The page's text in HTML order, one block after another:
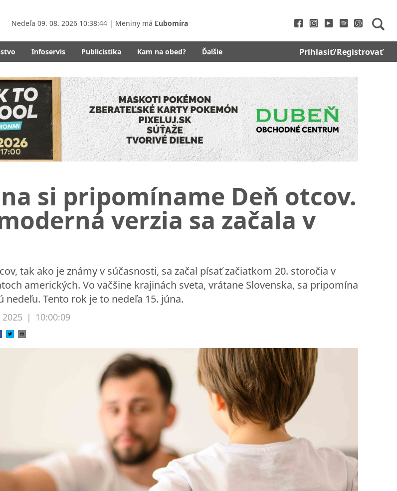
Nedeľa 09. 08. 2026 10:38:46 | Meniny má Ľubomíra
Infoservis Publicistika Kam na obed? Ďalšie Prihlasiť/Registrovať
si pripomíname Deň otcov.
verzia sa začala v
tak ako je známy v súčasnosti, sa začal písať začiatkom 20. storočia v
amerických. Vo väčšine krajinách sveta, vrátane Slovenska, sa pripomína
nedeľu. Tento rok je to nedeľa 15. júna.
| 10:00:09